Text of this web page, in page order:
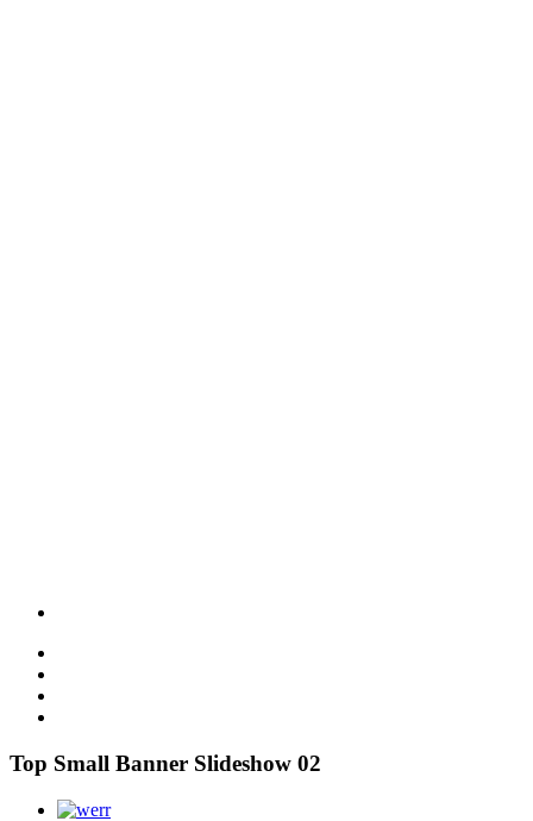
Top Small Banner Slideshow 02